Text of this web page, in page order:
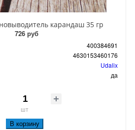
карандаш 35 гр
726 руб
400384691
4630153460176
Udalix
да
шт
В корзину